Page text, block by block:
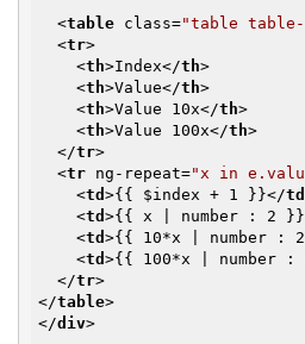
<table class="table
<tr>
<th>Index</th>
<th>Value</th>
<th>Value 10x</th>
<th>Value 100x</th>
</tr>
<tr ng-repeat="x in
<td >{{ $index + 1 }}</td
<td >{{ x | number : 2 }}
<td >{{ 10*x | number :
<td >{{ 100*x | number
</tr>
</table>
</div>